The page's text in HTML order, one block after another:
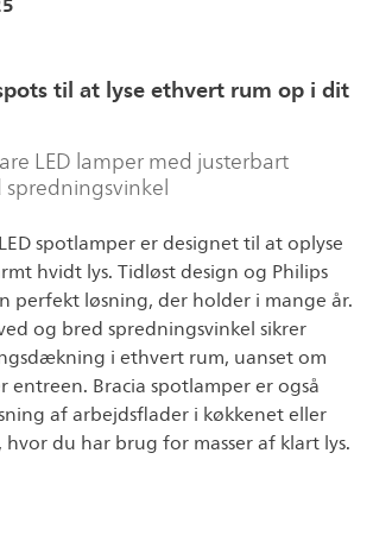
til at lyse ethvert rum op i dit
LED lamper med justerbart
spotlamper er designet til at oplyse
hvidt lys. Tidløst design og Philips
perfekt løsning, der holder i mange år.
og bred spredningsvinkel sikrer
i ethvert rum, uanset om
entreen. Bracia spotlamper er også
af arbejdsflader i køkkenet eller
du har brug for masser af klart lys.